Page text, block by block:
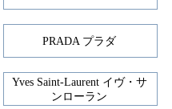
PRADA プラダ
Yves Saint-Laurent イヴ・サ
ンローラン